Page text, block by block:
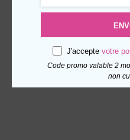
style. Portez-la
de bottines pour
avec un sweat
décontracté.
J'accepte votre
Code promo valable 2
non